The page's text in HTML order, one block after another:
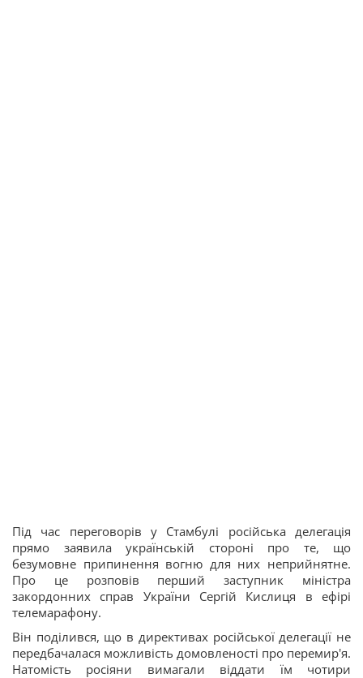
Під час переговорів у Стамбулі російська делегація
прямо заявила українській стороні про те, що
безумовне припинення вогню для них неприйнятне.
Про це розповів перший заступник міністра
закордонних справ України Сергій Кислиця в ефірі
телемарафону.
Він поділився, що в директивах російської делегації не
передбачалася можливість домовленості про перемир'я.
Натомість росіяни вимагали віддати їм чотири